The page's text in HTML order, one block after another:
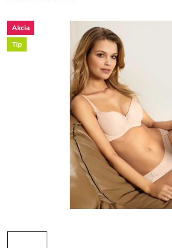
Akcia
Tip